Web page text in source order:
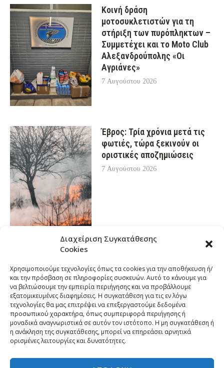
Διαχείριση Συγκατάθεσης
Cookies
Χρησιμοποιούμε τεχνολογίες όπως τα cookies για την αποθήκευση ή/
και την πρόσβαση σε πληροφορίες συσκευών. Αυτό το κάνουμε για
να βελτιώσουμε την εμπειρία περιήγησης και να προβάλλουμε
εξατομικευμένες διαφημίσεις. Η συγκατάθεση για τις εν λόγω
τεχνολογίες θα μας επιτρέψει να επεξεργαστούμε δεδομένα
προσωπικού χαρακτήρα, όπως συμπεριφορά περιήγησης ή
μοναδικά αναγνωριστικά σε αυτόν τον ιστότοπο. Η μη συγκατάθεση ή
η ανάκληση της συγκατάθεσης, μπορεί να επηρεάσει αρνητικά
ορισμένες λειτουργίες και δυνατότητες.
Κοινή δράση
μοτοσυκλετιστών για τη
στήριξη των πυρόπληκτων –
Συμμετέχει και το Moto Club
Αλεξανδρούπολης «Οι
Αγριάνες»
7 Αυγούστου 2026
Έβρος: Τρία χρόνια μετά τις
φωτιές, τώρα ξεκινούν οι
οριστικές αποζημιώσεις
7 Αυγούστου 2026